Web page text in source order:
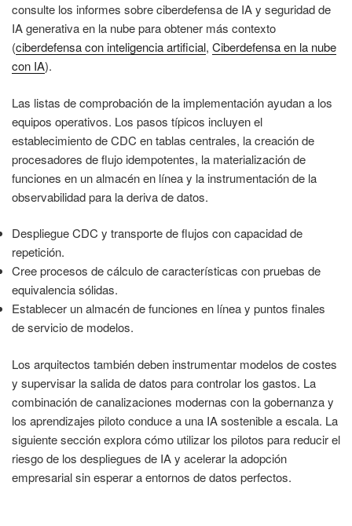
consulte los informes sobre ciberdefensa de IA y seguridad de
IA generativa en la nube para obtener más contexto
(ciberdefensa con inteligencia artificial, Ciberdefensa en la nube
con IA).
Las listas de comprobación de la implementación ayudan a los
equipos operativos. Los pasos típicos incluyen el
establecimiento de CDC en tablas centrales, la creación de
procesadores de flujo idempotentes, la materialización de
funciones en un almacén en línea y la instrumentación de la
observabilidad para la deriva de datos.
Despliegue CDC y transporte de flujos con capacidad de
repetición.
Cree procesos de cálculo de características con pruebas de
equivalencia sólidas.
Establecer un almacén de funciones en línea y puntos finales
de servicio de modelos.
Los arquitectos también deben instrumentar modelos de costes
y supervisar la salida de datos para controlar los gastos. La
combinación de canalizaciones modernas con la gobernanza y
los aprendizajes piloto conduce a una IA sostenible a escala. La
siguiente sección explora cómo utilizar los pilotos para reducir el
riesgo de los despliegues de IA y acelerar la adopción
empresarial sin esperar a entornos de datos perfectos.